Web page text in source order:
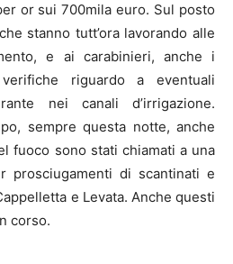
or sui 700mila euro. Sul posto
stanno tutt’ora lavorando alle
e ai carabinieri, anche i
riguardo a eventuali
nei canali d’irrigazione.
sempre questa notte, anche
fuoco sono stati chiamati a una
prosciugamenti di scantinati e
e Levata. Anche questi
corso.